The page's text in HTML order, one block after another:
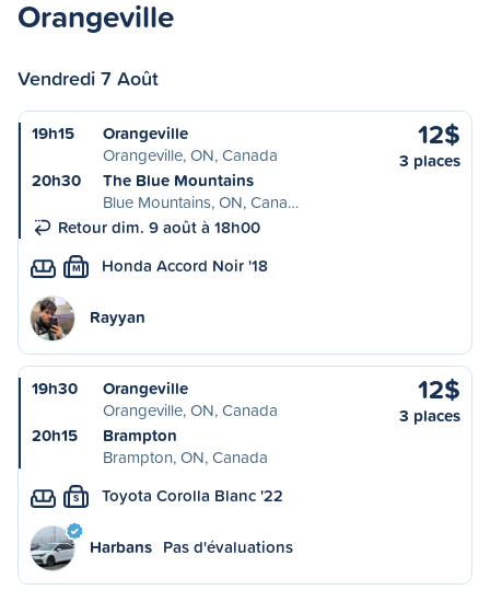
Orangeville
Vendredi 7 Août
19h15
Orangeville
Orangeville, ON, Canada
20h30
The Blue Mountains
Blue Mountains, ON, Cana…
Retour dim. 9 août à 18h00
12$
3 places
M Honda Accord Noir '18
Rayyan
19h30
Orangeville
Orangeville, ON, Canada
20h15
Brampton
Brampton, ON, Canada
12$
3 places
S Toyota Corolla Blanc '22
Harbans Pas d'évaluations